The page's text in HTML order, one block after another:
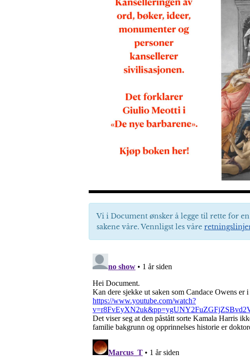
Vi i Document ønsker å legge til rette for
sakene våre. Vennligst les våre